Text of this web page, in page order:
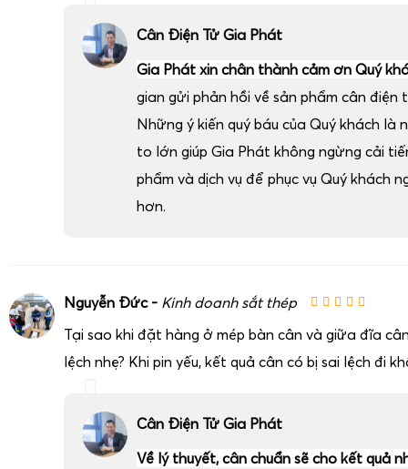
Cân Điện Tử Gia Phát
Gia Phát xin chân thành cảm ơn Quý
gian gửi phản hồi về sản phẩm cân điện
Những ý kiến quý báu của Quý khách là
to lớn giúp Gia Phát không ngừng cải
phẩm và dịch vụ để phục vụ Quý khách
hơn.
Nguyễn Đức - Kinh doanh sắt thép
Tại sao khi đặt hàng ở mép bàn cân và giữa đĩa
lệch nhẹ? Khi pin yếu, kết quả cân có bị sai lệch đi
Cân Điện Tử Gia Phát
Về lý thuyết, cân chuẩn sẽ cho kết quả